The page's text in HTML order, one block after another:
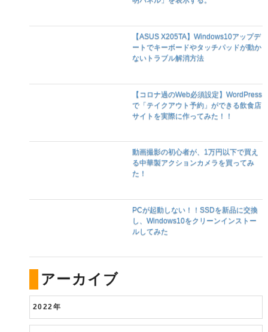
明パネル」を表示する。
【ASUS X205TA】Windows10アップデ
ないトラブル解消方法
【コロナ過のWeb必須設定】WordPress
で「テイクアウト予約」ができる飲食店
サイトを実際に作ってみた！！
PCが起動しない！！SSDを新品に交換